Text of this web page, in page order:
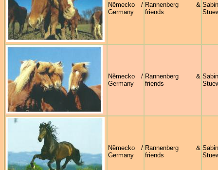
Německo /
Germany
Rannenberg &
friends
Německo /
Germany
Rannenberg &
friends
Německo /
Germany
Rannenberg &
friends